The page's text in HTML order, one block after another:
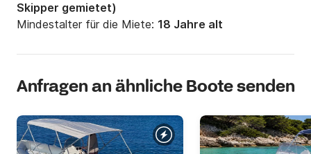
Skipper gemietet)
Mindestalter für die Miete: 18 Jahre alt
Anfragen an ähnliche Boote senden